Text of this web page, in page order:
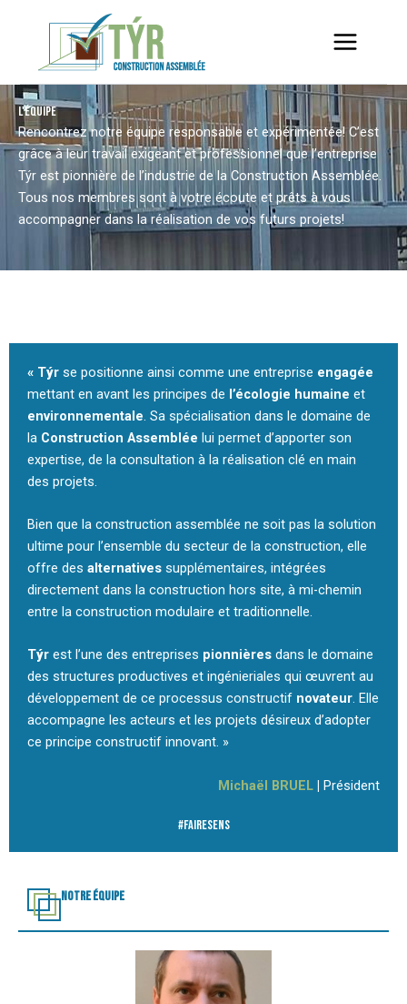
L'ÉQUIPE
Rencontrez notre équipe responsable et expérimentée! C’est
grâce à leur travail exigeant et professionnel que l’entreprise
Týr est pionnière de l’industrie de la Construction Assemblée.
Tous nos membres sont à votre écoute et prêts à vous
accompagner dans la réalisation de vos futurs projets!
« Týr se positionne ainsi comme une entreprise engagée
mettant en avant les principes de l’écologie humaine et
environnementale . Sa spécialisation dans le domaine de
la Construction Assemblée lui permet d’apporter son
expertise, de la consultation à la réalisation clé en main
des projets.
Bien que la construction assemblée ne soit pas la solution
ultime pour l’ensemble du secteur de la construction, elle
offre des alternatives supplémentaires, intégrées
directement dans la construction hors site, à mi-chemin
entre la construction modulaire et traditionnelle.
Týr est l’une des entreprises pionnières dans le domaine
des structures productives et ingénieriales qui œuvrent au
développement de ce processus constructif novateur. Elle
accompagne les acteurs et les projets désireux d’adopter
ce principe constructif innovant. »
Michaël BRUEL | Président
#FAIRESENS
NOTRE ÉQUIPE